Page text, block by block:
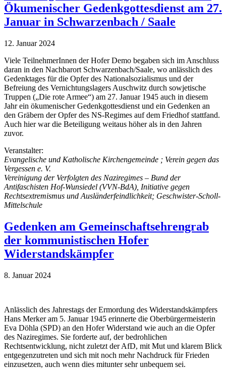
Ökumenischer Gedenkgottesdienst am 27.
Januar in Schwarzenbach / Saale
12. Januar 2024
Viele TeilnehmerInnen der Hofer Demo begaben sich im Anschluss
daran in den Nachbarort Schwarzenbach/Saale, wo anlässlich des
Gedenktages für die Opfer des Nationalsozialismus und der
Befreiung des Vernichtungslagers Auschwitz durch sowjetische
Truppen („Die rote Armee“) am 27. Januar 1945 auch in diesem
Jahr ein ökumenischer Gedenkgottesdienst und ein Gedenken an
den Gräbern der Opfer des NS-Regimes auf dem Friedhof stattfand.
Auch hier war die Beteiligung weitaus höher als in den Jahren
zuvor.
Veranstalter:
Evangelische und Katholische Kirchengemeinde ; Verein gegen das
Vergessen e. V.
Vereinigung der Verfolgten des Naziregimes – Bund der
Antifaschisten Hof-Wunsiedel (VVN-BdA), Initiative gegen
Rechtsextremismus und Ausländerfeindlichkeit; Geschwister-Scholl-
Mittelschule
Gedenken am Gemeinschaftsehrengrab
der kommunistischen Hofer
Widerstandskämpfer
8. Januar 2024
Anlässlich des Jahrestags der Ermordung des Widerstandskämpfers
Hans Merker am 5. Januar 1945 erinnerte die Oberbürgermeisterin
Eva Döhla (SPD) an den Hofer Widerstand wie auch an die Opfer
des Naziregimes. Sie forderte auf, der bedrohlichen
Rechtsentwicklung, nicht zuletzt der AfD, mit Mut und klarem Blick
entgegenzutreten und sich mit noch mehr Nachdruck für Frieden
einzusetzen, auch wenn dies mitunter sehr unbequem sei.